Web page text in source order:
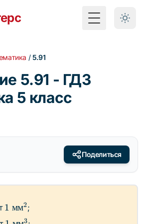
Toggle Menu
/5.91
5.91 - ГДЗ
5 класс
Поделиться
1
\text{
1 мм2;
3